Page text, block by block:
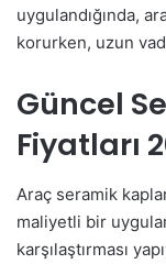
uygulandığında,
korurken, uzun
Güncel
Fiyatları
Araç seramik
maliyetli bir
karşılaştırması